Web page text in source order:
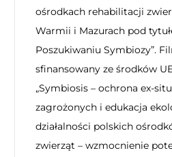
ośrodkach rehabilitacji
Warmii i Mazurach pod
Poszukiwaniu Symbiozy”.
sfinansowany ze środków
„Symbiosis – ochrona ex-
zagrożonych i edukacja
działalności polskich
zwierząt – wzmocnienie